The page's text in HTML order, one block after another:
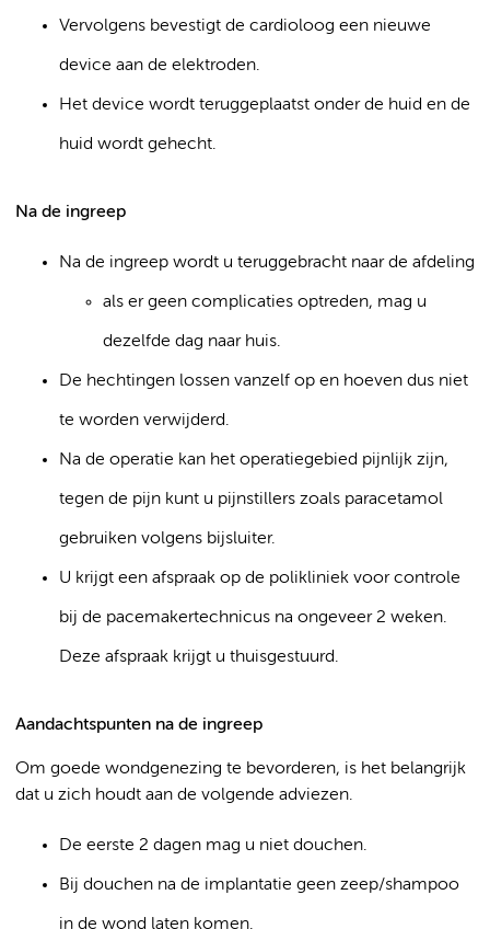
Vervolgens bevestigt de cardioloog een nieuwe
device aan de elektroden.
Het device wordt teruggeplaatst onder de huid en de
huid wordt gehecht.
Na de ingreep
Na de ingreep wordt u teruggebracht naar de afdeling
als er geen complicaties optreden, mag u
dezelfde dag naar huis.
De hechtingen lossen vanzelf op en hoeven dus niet
te worden verwijderd.
Na de operatie kan het operatiegebied pijnlijk zijn,
tegen de pijn kunt u pijnstillers zoals paracetamol
gebruiken volgens bijsluiter.
U krijgt een afspraak op de polikliniek voor controle
bij de pacemakertechnicus na ongeveer 2 weken.
Deze afspraak krijgt u thuisgestuurd.
Aandachtspunten na de ingreep
Om goede wondgenezing te bevorderen, is het belangrijk
dat u zich houdt aan de volgende adviezen.
De eerste 2 dagen mag u niet douchen.
Bij douchen na de implantatie geen zeep/shampoo
in de wond laten komen.